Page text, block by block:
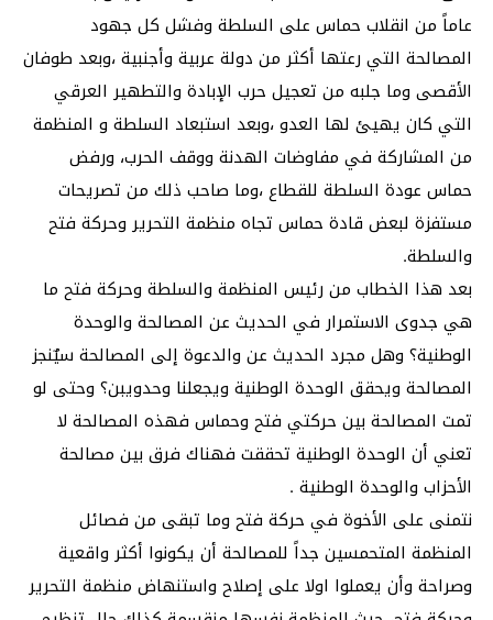
عاماً من انقلاب حماس على السلطة وفشل كل جهود
المصالحة التي رعتها أكثر من دولة عربية وأجنبية ،وبعد طوفان
الأقصى وما جلبه من تعجيل حرب الإبادة والتطهير العرقي
التي كان يهيئ لها العدو ،وبعد استبعاد السلطة و المنظمة
من المشاركة في مفاوضات الهدنة ووقف الحرب، ورفض
حماس عودة السلطة للقطاع ،وما صاحب ذلك من تصريحات
مستفزة لبعض قادة حماس تجاه منظمة التحرير وحركة فتح
والسلطة.
بعد هذا الخطاب من رئيس المنظمة والسلطة وحركة فتح ما
هي جدوى الاستمرار في الحديث عن المصالحة والوحدة
الوطنية؟ وهل مجرد الحديث عن والدعوة إلى المصالحة سيٌنجز
المصالحة ويحقق الوحدة الوطنية ويجعلنا وحدويبن؟ وحتى لو
تمت المصالحة بين حركتي فتح وحماس فهذه المصالحة لا
تعني أن الوحدة الوطنية تحققت فهناك فرق بين مصالحة
الأحزاب والوحدة الوطنية .
نتمنى على الأخوة في حركة فتح وما تبقى من فصائل
المنظمة المتحمسين جداً للمصالحة أن يكونوا أكثر واقعية
وصراحة وأن يعملوا اولا على إصلاح واستنهاض منظمة التحرير